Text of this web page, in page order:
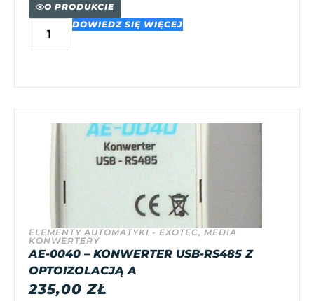
O PRODUKCIE
DOWIEDZ SIĘ WIĘCEJ
ELEMENTY AUTOMATYKI - EXOTEC, MEDIA
KONWERTERY
AE-0040 – KONWERTER USB-RS485 Z
OPTOIZOLACJĄ A
235,00ZŁ